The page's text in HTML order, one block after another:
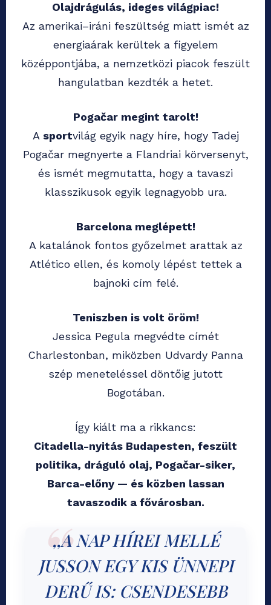
Olajdrágulás, ideges világpiac!
Az amerikai–iráni feszültség miatt ismét az
energiaárak kerültek a figyelem
középpontjába, a nemzetközi piacok feszült
hangulatban kezdték a hetet.
Pogačar megint tarolt!
A sportvilág egyik nagy híre, hogy Tadej
Pogačar megnyerte a Flandriai körversenyt,
és ismét megmutatta, hogy a tavaszi
klasszikusok egyik legnagyobb ura.
Barcelona meglépett!
A katalánok fontos győzelmet arattak az
Atlético ellen, és komoly lépést tettek a
bajnoki cím felé.
Teniszben is volt öröm!
Jessica Pegula megvédte címét
Charlestonban, miközben Udvardy Panna
szép meneteléssel döntőig jutott
Bogotában.
Így kiált ma a rikkancs:
Citadella-nyitás Budapesten, feszült
politika, dráguló olaj, Pogačar-siker,
Barca-előny — és közben lassan
tavaszodik a fővárosban.
,,A NAP HÍREI MELLÉ
JUSSON EGY KIS ÜNNEPI
DERŰ IS: CSENDESEBB